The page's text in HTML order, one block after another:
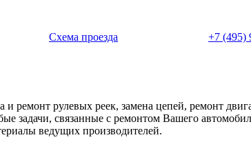
Схема проезда +7 (495)
ремонт рулевых реек, замена цепей, ремонт
задачи, связанные с ремонтом Вашего
ведущих производителей.